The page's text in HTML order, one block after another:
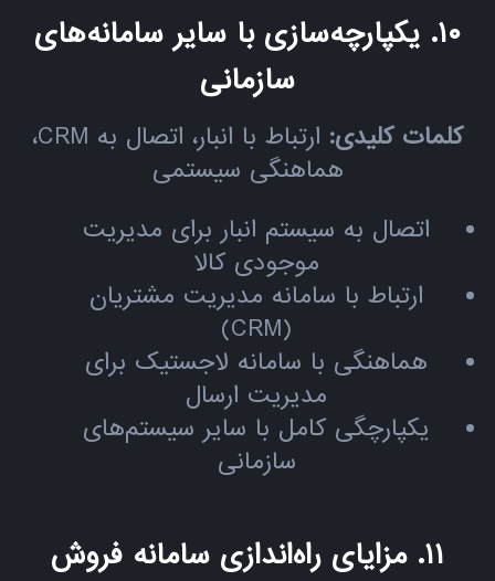
۱۰. یکپارچه‌سازی با سایر سامانه‌های
سازمانی
کلمات کلیدی:
ارتباط با انبار، اتصال به CRM،
هماهنگی سیستمی
اتصال به سیستم انبار برای مدیریت
موجودی کالا
ارتباط با سامانه مدیریت مشتریان
(CRM)
هماهنگی با سامانه لاجستیک برای
مدیریت ارسال
یکپارچگی کامل با سایر سیستم‌های
سازمانی
۱۱. مزایای راه‌اندازی سامانه فروش